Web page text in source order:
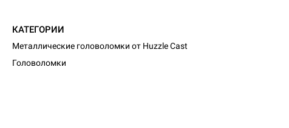
КАТЕГОРИИ
Металлические головоломки от Huzzle Cast
Головоломки